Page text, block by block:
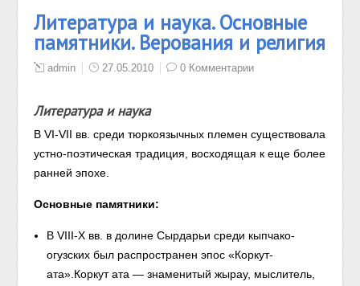
Литература и наука. Основные
памятники. Верования и религия
admin 27.05.2010 0 Комментарии
Литература и наука
В VI-VII вв. среди тюркоязычных племен существовала
устно-поэтическая традиция, восходящая к еще более
ранней эпохе.
Основные памятники:
В VIII-X вв. в долине Сырдарьи среди кыпчако-
огузских был распространен эпос «Коркут-
ата». Коркут ата — знаменитый жырау, мыслитель,